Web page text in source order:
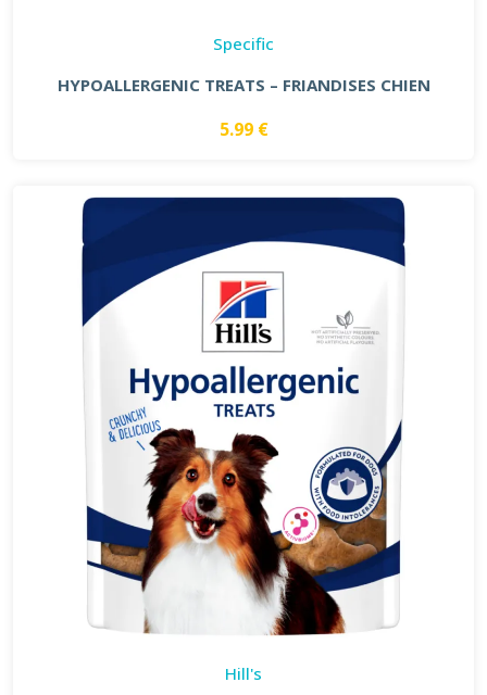
Specific
HYPOALLERGENIC TREATS – FRIANDISES CHIEN
5.99 €
Hill's